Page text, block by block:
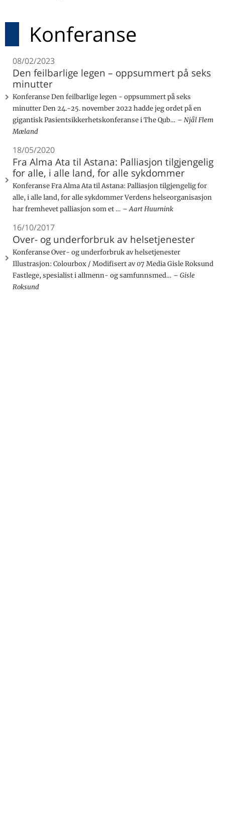
Konferanse
08/02/2023
Den feilbarlige legen – oppsummert på seks
minutter
Konferanse Den feilbarlige legen - oppsummert på seks
minutter Den 24.-25. november 2022 hadde jeg ordet på en
gigantisk Pasientsikkerhetskonferanse i The Qub…
Njål Flem
Mæland
18/05/2020
Fra Alma Ata til Astana: Palliasjon tilgjengelig
for alle, i alle land, for alle sykdommer
Konferanse Fra Alma Ata til Astana: Palliasjon tilgjengelig for
alle, i alle land, for alle sykdommer Verdens helseorganisasjon
har fremhevet palliasjon som et …
Aart Huurnink
16/10/2017
Over- og underforbruk av helsetjenester
Konferanse Over- og underforbruk av helsetjenester
Illustrasjon: Colourbox / Modifisert av 07 Media Gisle Roksund
Fastlege, spesialist i allmenn- og samfunnsmed…
Gisle
Roksund